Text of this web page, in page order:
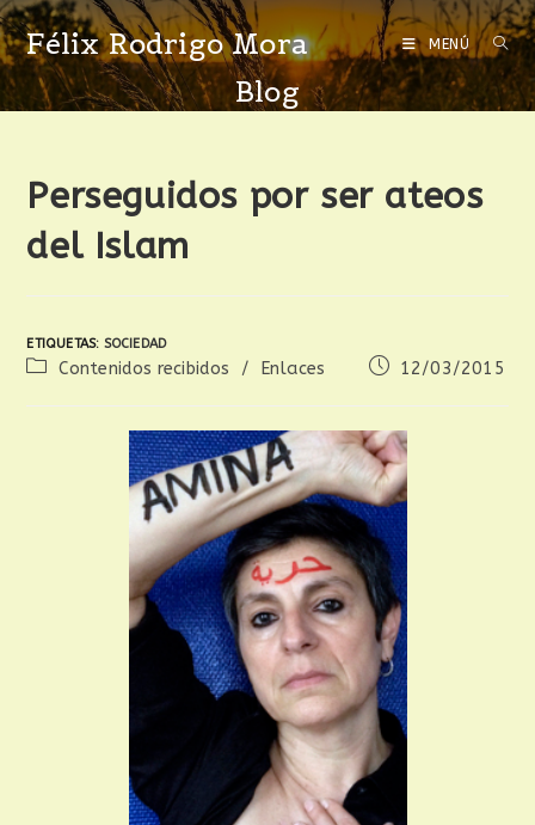
Félix Rodrigo Mora MENÚ
Blog
Perseguidos por ser ateos
del Islam
ETIQUETAS: SOCIEDAD
Contenidos recibidos / Enlaces 12/03/2015